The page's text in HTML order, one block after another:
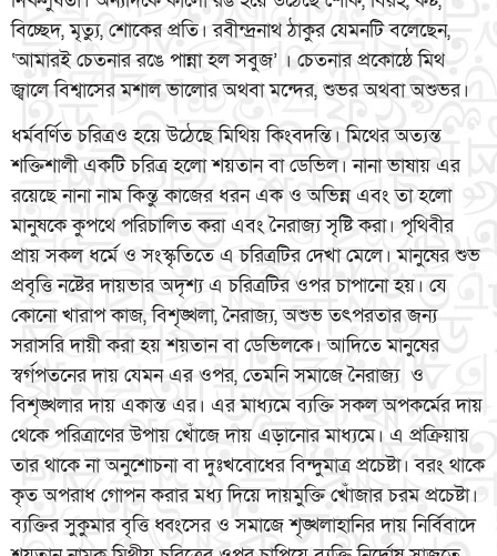
বিচ্ছেদ, মৃত্যু, শোকের প্রতি। রবীন্দ্রনাথ ঠাকুর যেমনটি বলেছেন,
‘আমারই চেতনার রঙে পান্না হল সবুজ’ । চেতনার প্রকোষ্ঠে মিথ
জ্বালে বিশ্বাসের মশাল ভালোর অথবা মন্দের, শুভর অথবা অশুভর।
ধর্মবর্ণিত চরিত্রও হয়ে উঠেছে মিথিয় কিংবদন্তি। মিথের অত্যন্ত
শক্তিশালী একটি চরিত্র হলো শয়তান বা ডেভিল। নানা ভাষায় এর
রয়েছে নানা নাম কিন্তু কাজের ধরন এক ও অভিন্ন এবং তা হলো
মানুষকে কুপথে পরিচালিত করা এবং নৈরাজ্য সৃষ্টি করা। পৃথিবীর
প্রায় সকল ধর্মে ও সংস্কৃতিতে এ চরিত্রটির দেখা মেলে। মানুষের শুভ
প্রবৃত্তি নষ্টের দায়ভার অদৃশ্য এ চরিত্রটির ওপর চাপানো হয়। যে
কোনো খারাপ কাজ, বিশৃঙ্খলা, নৈরাজ্য, অশুভ তৎপরতার জন্য
সরাসরি দায়ী করা হয় শয়তান বা ডেভিলকে। আদিতে মানুষের
স্বর্গপতনের দায় যেমন এর ওপর, তেমনি সমাজে নৈরাজ্য ও
বিশৃঙ্খলার দায় একান্ত এর। এর মাধ্যমে ব্যক্তি সকল অপকর্মের দায়
থেকে পরিত্রাণের উপায় খোঁজে দায় এড়ানোর মাধ্যমে। এ প্রক্রিয়ায়
তার থাকে না অনুশোচনা বা দুঃখবোধের বিন্দুমাত্র প্রচেষ্টা। বরং থাকে
কৃত অপরাধ গোপন করার মধ্য দিয়ে দায়মুক্তি খোঁজার চরম প্রচেষ্টা।
ব্যক্তির সুকুমার বৃত্তি ধ্বংসের ও সমাজে শৃঙ্খলাহানির দায় নির্বিবাদে